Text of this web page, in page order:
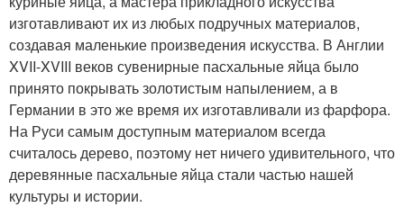
изготавливают их из любых подручных материалов,
создавая маленькие произведения искусства. В Англии
XVII-XVIII веков сувенирные пасхальные яйца было
принято покрывать золотистым напылением, а в
Германии в это же время их изготавливали из фарфора.
На Руси самым доступным материалом всегда
считалось дерево, поэтому нет ничего удивительного, что
деревянные пасхальные яйца стали частью нашей
культуры и истории.